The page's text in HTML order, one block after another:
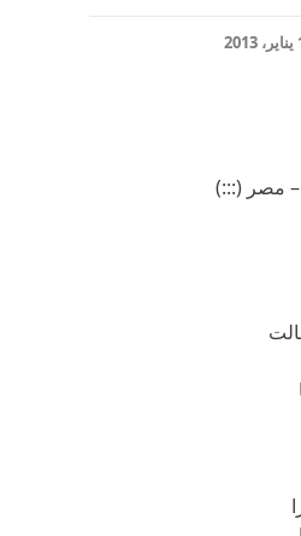
مصر (:::)